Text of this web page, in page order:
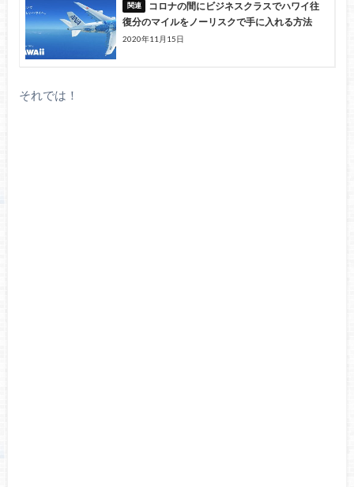
コロナの間にビジネスクラスでハワイ往
復分のマイルをノーリスクで手に入れる方法
2020年11月15日
それでは！